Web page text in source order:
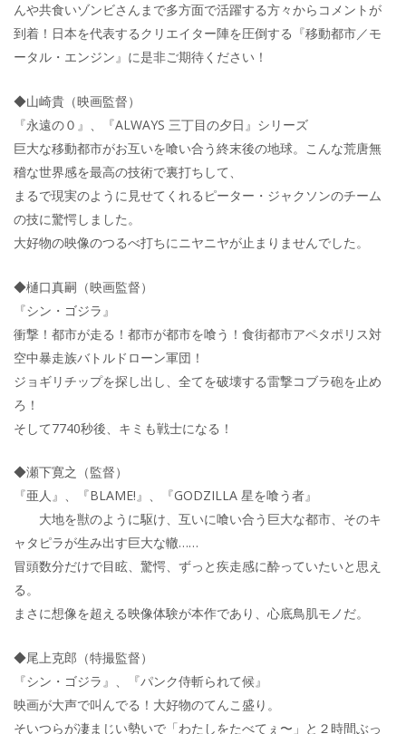
んや共食いゾンビさんまで多方面で活躍する方々からコメントが
到着！日本を代表するクリエイター陣を圧倒する『移動都市／モ
ータル・エンジン』に是非ご期待ください！
◆山崎貴（映画監督）
『永遠の０』、『ALWAYS 三丁目の夕日』シリーズ
巨大な移動都市がお互いを喰い合う終末後の地球。こんな荒唐無
稽な世界感を最高の技術で裏打ちして、
まるで現実のように見せてくれるピーター・ジャクソンのチーム
の技に驚愕しました。
大好物の映像のつるべ打ちにニヤニヤが止まりませんでした。
◆樋口真嗣（映画監督）
『シン・ゴジラ』
衝撃！都市が走る！都市が都市を喰う！食街都市アペタポリス対
空中暴走族バトルドローン軍団！
ジョギリチップを探し出し、全てを破壊する雷撃コブラ砲を止め
ろ！
そして7740秒後、キミも戦士になる！
◆瀬下寛之（監督）
『亜人』、『BLAME!』、『GODZILLA 星を喰う者』
大地を獣のように駆け、互いに喰い合う巨大な都市、そのキ
ャタピラが生み出す巨大な轍……
冒頭数分だけで目眩、驚愕、ずっと疾走感に酔っていたいと思え
る。
まさに想像を超える映像体験が本作であり、心底鳥肌モノだ。
◆尾上克郎（特撮監督）
『シン・ゴジラ』、『パンク侍斬られて候』
映画が大声で叫んでる！大好物のてんこ盛り。
そいつらが凄まじい勢いで「わたしをたべてぇ〜」と２時間ぶっ